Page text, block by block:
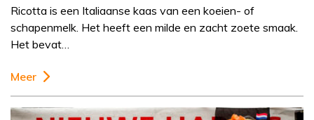
Ricotta is een Italiaanse kaas van een koeien- of
schapenmelk. Het heeft een milde en zacht zoete smaak.
Het bevat…
Meer